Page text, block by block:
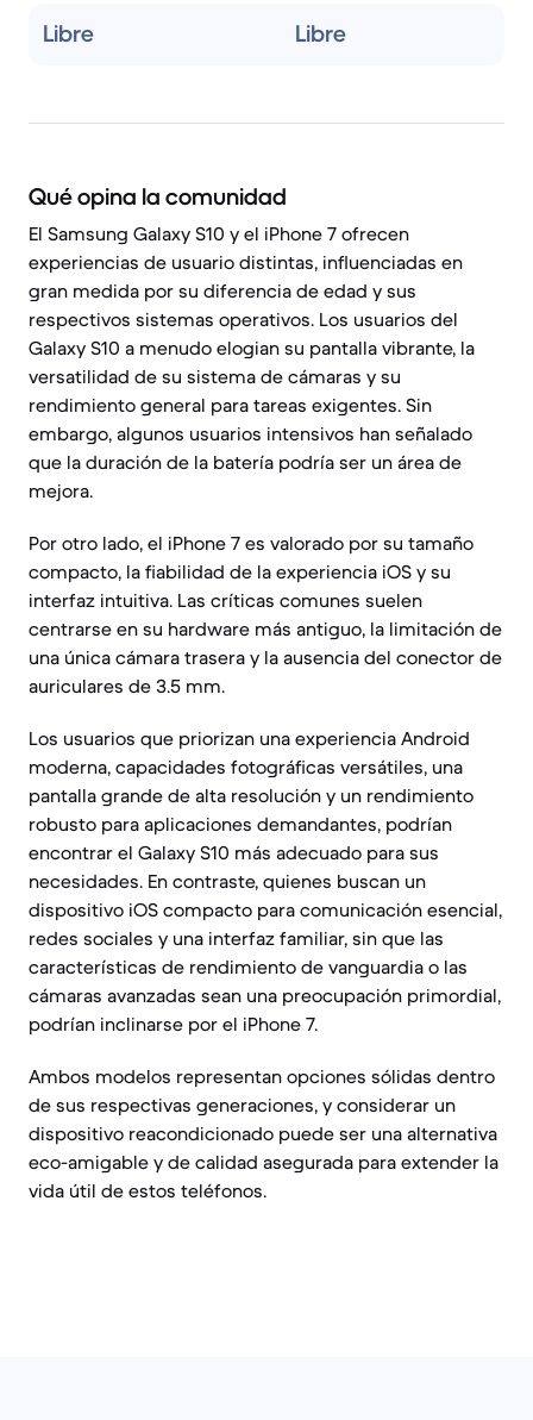
Libre Libre
Qué opina la comunidad
El Samsung Galaxy S10 y el iPhone 7 ofrecen
experiencias de usuario distintas, influenciadas en
gran medida por su diferencia de edad y sus
respectivos sistemas operativos. Los usuarios del
Galaxy S10 a menudo elogian su pantalla vibrante, la
versatilidad de su sistema de cámaras y su
rendimiento general para tareas exigentes. Sin
embargo, algunos usuarios intensivos han señalado
que la duración de la batería podría ser un área de
mejora.
Por otro lado, el iPhone 7 es valorado por su tamaño
compacto, la fiabilidad de la experiencia iOS y su
interfaz intuitiva. Las críticas comunes suelen
centrarse en su hardware más antiguo, la limitación de
una única cámara trasera y la ausencia del conector de
auriculares de 3.5 mm.
Los usuarios que priorizan una experiencia Android
moderna, capacidades fotográficas versátiles, una
pantalla grande de alta resolución y un rendimiento
robusto para aplicaciones demandantes, podrían
encontrar el Galaxy S10 más adecuado para sus
necesidades. En contraste, quienes buscan un
dispositivo iOS compacto para comunicación esencial,
redes sociales y una interfaz familiar, sin que las
características de rendimiento de vanguardia o las
cámaras avanzadas sean una preocupación primordial,
podrían inclinarse por el iPhone 7.
Ambos modelos representan opciones sólidas dentro
de sus respectivas generaciones, y considerar un
dispositivo reacondicionado puede ser una alternativa
eco-amigable y de calidad asegurada para extender la
vida útil de estos teléfonos.